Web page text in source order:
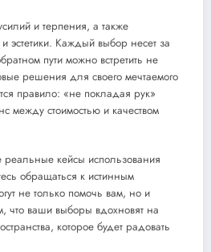
и терпения, а также
эстетики. Каждый выбор несет за
пути можно встретить не
решения для своего мечтаемого
правило: «не покладая рук»
между стоимостью и качеством
кейсы использования
обращаться к истинным
не только помочь вам, но и
что ваши выборы вдохновят на
которое будет радовать